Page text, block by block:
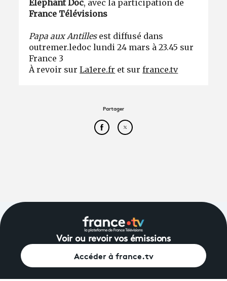
Elephant Doc, avec la participation de
France Télévisions
Papa aux Antillesest diffusé dans
outremer.ledoc lundi 24 mars à 23.45 sur
France 3
À revoir surLa1ere.fr et surfrance.tv
Partager
Partager cet article sur
Partager cet article sur
Voir ou revoir vos émissions
Accéder à france.tv